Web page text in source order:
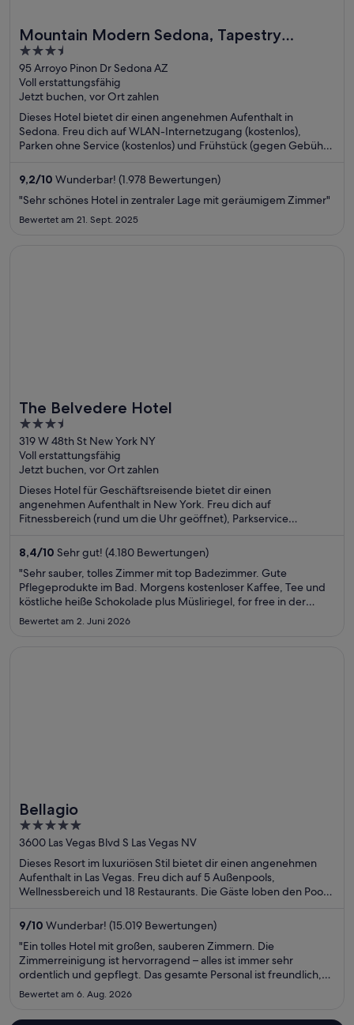
Mountain Modern Sedona, Tapestry
Collection by Hilton
3.5
out
of
5
95 Arroyo Pinon Dr Sedona AZ
Voll erstattungsfähig
Jetzt buchen, vor Ort zahlen
Dieses Hotel bietet dir einen angenehmen Aufenthalt in
Sedona. Freu dich auf WLAN-Internetzugang (kostenlos),
Parken ohne Service (kostenlos) und Frühstück (gegen Gebühr).
Bewertungen. Einige beliebte Sehenswürdigkeiten –
Tlaquepaque Arts and Crafts Village und Cathedral Rock –
befinden sich in der Nähe.
9,2/10 Wunderbar! (1.978 Bewertungen)
"Sehr schönes Hotel in zentraler Lage mit geräumigem Zimmer"
Bewertet am 21. Sept. 2025
The Belvedere Hotel
3.5
out
of
5
319 W 48th St New York NY
Voll erstattungsfähig
Jetzt buchen, vor Ort zahlen
Dieses Hotel für Geschäftsreisende bietet dir einen
angenehmen Aufenthalt in New York. Freu dich auf
Fitnessbereich (rund um die Uhr geöffnet), Parkservice
Die Gäste loben das hilfsbereite Personal und die sauberen
Zimmer in unseren Bewertungen. Einige beliebte
Sehenswürdigkeiten – Broadway und Times Square – befinden
sich in der Nähe.
8,4/10 Sehr gut! (4.180 Bewertungen)
"Sehr sauber, tolles Zimmer mit top Badezimmer. Gute
Pflegeprodukte im Bad. Morgens kostenloser Kaffee, Tee und
köstliche heiße Schokolade plus Müsliriegel, for free in der
Lobby erhältlich. Unser Aufenthalt war super bis auf eine Sache.
Bewertet am 2. Juni 2026
Bellagio
5
out
of
5
3600 Las Vegas Blvd S Las Vegas NV
Dieses Resort im luxuriösen Stil bietet dir einen angenehmen
Aufenthalt in Las Vegas. Freu dich auf 5 Außenpools,
Wellnessbereich und 18 Restaurants. Die Gäste loben den Pool
Sehenswürdigkeiten – Bellagio Casino und The Cosmopolitan
Casino – befinden sich in der Nähe.
9/10 Wunderbar! (15.019 Bewertungen)
"Ein tolles Hotel mit großen, sauberen Zimmern. Die
Zimmerreinigung ist hervorragend – alles ist immer sehr
ordentlich und gepflegt. Das gesamte Personal ist freundlich,
höflich und jederzeit hilfsbereit. Man fühlt sich vom ersten
Moment an willkommen. Ich kann dieses Hotel uneingeschränkt
weiterempfehlen ..."
Bewertet am 6. Aug. 2026